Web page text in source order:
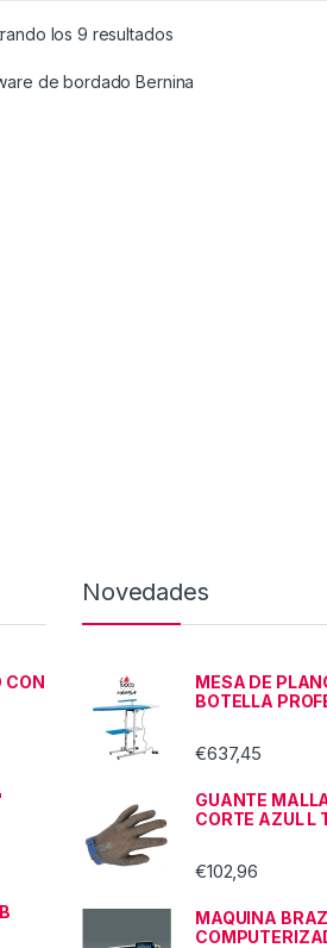
los 9 resultados
de bordado Bernina
CON
Novedades
MESA DE
BOTELLA
€637,45
GUANTE
CORTE AZUL L
€102,96
MAQUINA